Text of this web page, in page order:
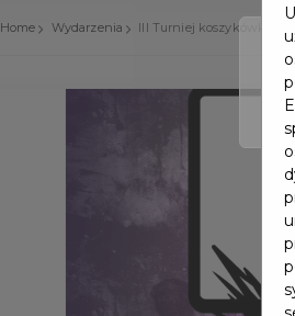
Home Wydarzenia III Turniej koszykówki